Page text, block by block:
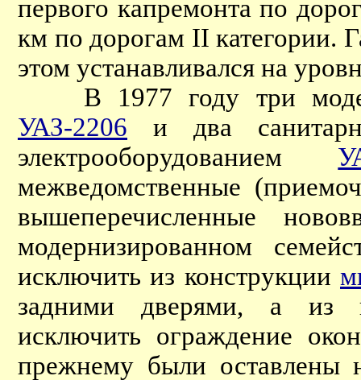
первого капремонта по
км по дорогам II категории.
этом устанавливался на
В 1977 году три
УАЗ-2206 и два
электрооборудованием
межведомственные
вышеперечисленные
модернизированном
исключить из конструкции
задними дверями, а из
исключить ограждение
прежнему были оставлены